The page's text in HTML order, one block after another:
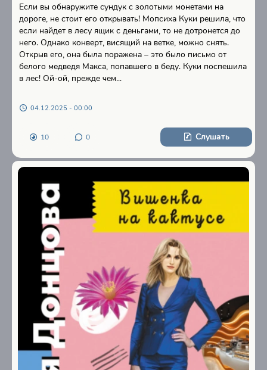
Если вы обнаружите сундук с золотыми монетами на
дороге, не стоит его открывать! Мопсиха Куки решила, что
если найдет в лесу ящик с деньгами, то не дотронется до
него. Однако конверт, висящий на ветке, можно снять.
Открыв его, она была поражена – это было письмо от
белого медведя Макса, попавшего в беду. Куки поспешила
в лес! Ой-ой, прежде чем...
04.12.2025 - 00:00
10 0 Слушать